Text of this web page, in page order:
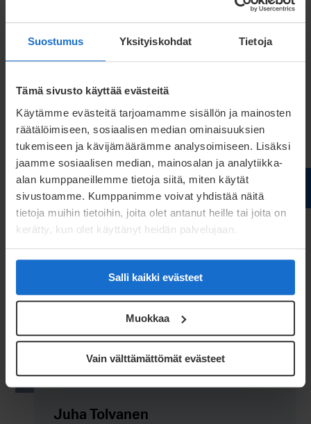
Suostumus Yksityiskohdat Tietoja
Tämä sivusto käyttää evästeitä
Käytämme evästeitä tarjoamamme sisällön ja mainosten
räätälöimiseen, sosiaalisen median ominaisuuksien
tukemiseen ja kävijämäärämme analysoimiseen. Lisäksi
jaamme sosiaalisen median, mainosalan ja analytiikka-
alan kumppaneillemme tietoja siitä, miten käytät
sivustoamme. Kumppanimme voivat yhdistää näitä
tietoja muihin tietoihin, joita olet antanut heille tai joita on
kerätty, kun olet käyttänyt heidän palvelujaan.
Salli kaikki evästeet
Muokkaa
Vain välttämättömät evästeet
Asiantuntijamme haluavat auttaa sinua! Ota
meihin yhteyttä!
Lue lisää
Juha Tolvanen